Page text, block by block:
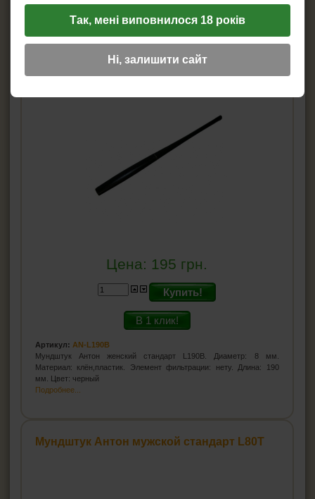
Подробнее...
Цена: 195 грн.
Купить!
В 1 клик!
Артикул: AN-L190B
Мундштук Антон женский стандарт L190B. Диаметр: 8 мм.
Материал: клён,пластик. Элемент фильтрации: нету. Длина: 190
мм. Цвет: черный
Подробнее...
Мундштук Антон мужской стандарт L80T
Так, мені виповнилося 18 років
Ні, залишити сайт